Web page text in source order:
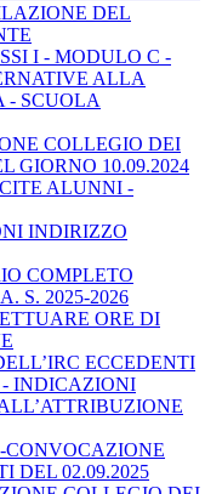
DEL
I - MODULO C -
ALLA
- SCUOLA
COLLEGIO DEI
GIORNO 10.09.2024
ALUNNI -
INDIRIZZO
COMPLETO
S. 2025-2026
ORE DI
ECCEDENTI
- INDICAZIONI
CONVOCAZIONE
DEL 02.09.2025